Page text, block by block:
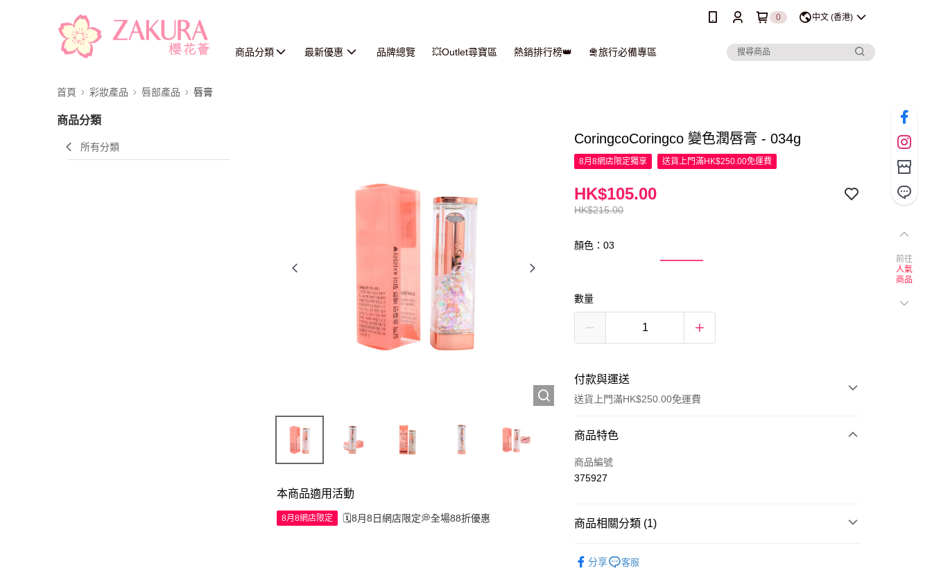
0 中文 (香港)
商品分類 最新優惠 品牌總覽 💥Outlet尋寶區 熱銷排行榜👑 🛅旅行必備專區
首頁 彩妝產品 唇部產品 唇膏
商品分類
所有分類
本商品適用活動
8月8網店限定 🗓️8月8日網店限定💭全場88折優惠
CoringcoCoringco 變色潤唇膏 - 034g
8月8網店限定獨享 送貨上門滿HK$250.00免運費
HK$215.00
HK$105.00
顏色：03
數量
付款與運送
送貨上門滿HK$250.00免運費
付款方式
信用卡
商品特色
商品編號
375927
商品相關分類 (1)
分享
客服
前往
人氣
商品